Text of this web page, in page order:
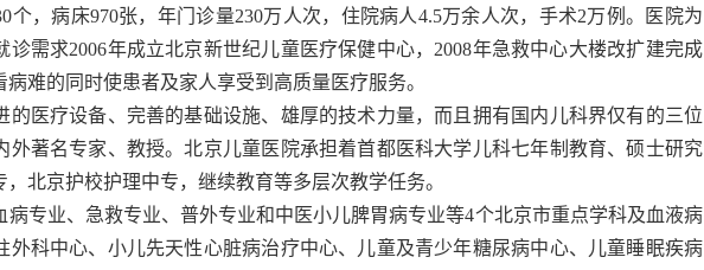
个，病床970张，年门诊量230万人次，住院病人4.5万余人次，手术2万例。医院为
诊需求2006年成立北京新世纪儿童医疗保健中心，2008年急救中心大楼改扩建完成
难的同时使患者及家人享受到高质量医疗服务。
的医疗设备、完善的基础设施、雄厚的技术力量，而且拥有国内儿科界仅有的三位
外著名专家、教授。北京儿童医院承担着首都医科大学儿科七年制教育、硕士研究
北京护校护理中专，继续教育等多层次教学任务。
病专业、急救专业、普外专业和中医小儿脾胃病专业等4个北京市重点学科及血液病
外科中心、小儿先天性心脏病治疗中心、儿童及青少年糖尿病中心、儿童睡眠疾病